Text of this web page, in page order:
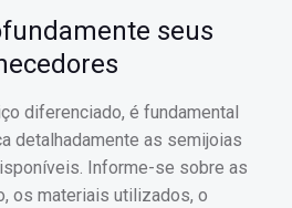
seus
diferenciado, é fundamental
detalhadamente as semijoias
Informe-se sobre as
os materiais utilizados, o